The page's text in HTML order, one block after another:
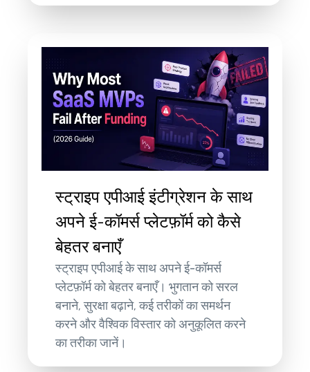
स्ट्राइप एपीआई इंटीग्रेशन के साथ
अपने ई-कॉमर्स प्लेटफ़ॉर्म को कैसे
बेहतर बनाएँ
स्ट्राइप एपीआई के साथ अपने ई-कॉमर्स
प्लेटफ़ॉर्म को बेहतर बनाएँ। भुगतान को सरल
बनाने, सुरक्षा बढ़ाने, कई तरीकों का समर्थन
करने और वैश्विक विस्तार को अनुकूलित करने
का तरीका जानें।